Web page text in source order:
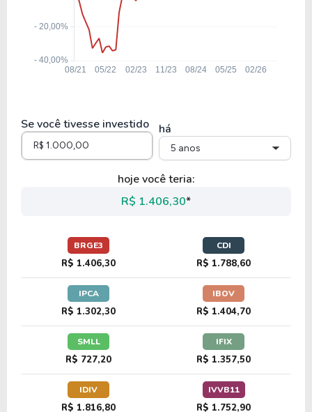
BPAC11
Se você tivesse investido há
5 anos
hoje você teria:
R$ 1.406,30*
BRGE3
R$ 1.406,30
CDI
R$ 1.788,60
IPCA
R$ 1.302,30
IBOV
R$ 1.404,70
SMLL
R$ 727,20
IFIX
R$ 1.357,50
IDIV
R$ 1.816,80
IVVB11
R$ 1.752,90